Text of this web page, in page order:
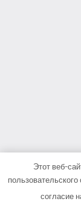
Этот веб-
согласие